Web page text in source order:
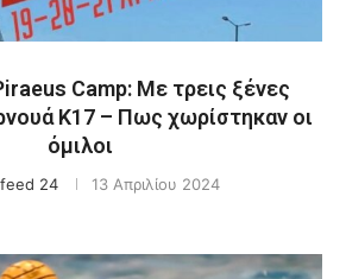
Camp: Με τρεις ξένες
Κ17 – Πως χωρίστηκαν οι
όμιλοι
24 13 Απριλίου 2024